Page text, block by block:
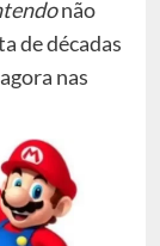
não
de décadas
nas